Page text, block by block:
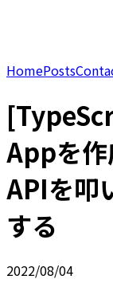
HomePosts
Appを
APIを叩
する
2022/08/04